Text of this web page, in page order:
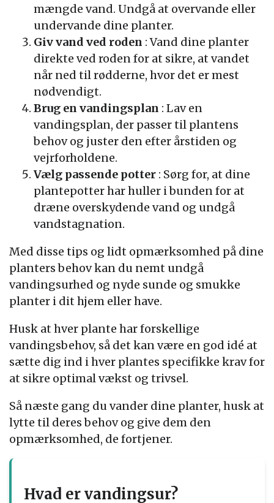
mængde vand. Undgå at overvande eller
undervande dine planter.
Giv vand ved roden : Vand dine planter
direkte ved roden for at sikre, at vandet
når ned til rødderne, hvor det er mest
nødvendigt.
Brug en vandingsplan : Lav en
vandingsplan, der passer til plantens
behov og juster den efter årstiden og
vejrforholdene.
Vælg passende potter : Sørg for, at dine
plantepotter har huller i bunden for at
dræne overskydende vand og undgå
vandstagnation.
Med disse tips og lidt opmærksomhed på dine
planters behov kan du nemt undgå
vandingsurhed og nyde sunde og smukke
planter i dit hjem eller have.
Husk at hver plante har forskellige
vandingsbehov, så det kan være en god idé at
sætte dig ind i hver plantes specifikke krav for
at sikre optimal vækst og trivsel.
Så næste gang du vander dine planter, husk at
lytte til deres behov og give dem den
opmærksomhed, de fortjener.
Hvad er vandingsur?